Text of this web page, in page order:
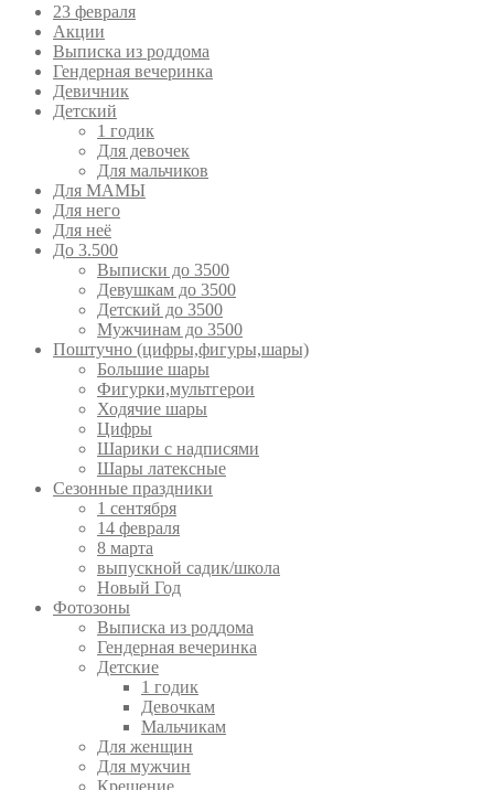
23 февраля
Акции
Выписка из роддома
Гендерная вечеринка
Девичник
Детский
1 годик
Для девочек
Для мальчиков
Для МАМЫ
Для него
Для неё
До 3.500
Выписки до 3500
Девушкам до 3500
Детский до 3500
Мужчинам до 3500
Поштучно (цифры,фигуры,шары)
Большие шары
Фигурки,мультгерои
Ходячие шары
Цифры
Шарики с надписями
Шары латексные
Сезонные праздники
1 сентября
14 февраля
8 марта
выпускной садик/школа
Новый Год
Фотозоны
Выписка из роддома
Гендерная вечеринка
Детские
1 годик
Девочкам
Мальчикам
Для женщин
Для мужчин
Крещение